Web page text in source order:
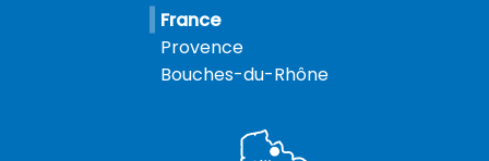
France
Provence
Bouches-du-Rhône